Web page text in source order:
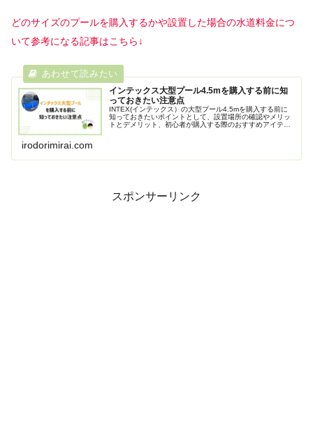
どのサイズのプールを購入するかや設置した場合の水道料金につ
いて参考になる記事はこちら↓
インテックス大型プール4.5mを購入する前に知
っておきたい注意点
INTEX(インテックス）の大型プール4.5mを購入する前に
知っておきたいポイントとして、設置場所の確認やメリッ
トとデメリット、初心者が購入する際のおすすめアイテム
irodorimirai.com
スポンサーリンク